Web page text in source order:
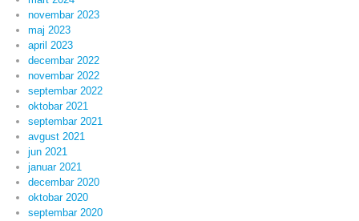
novembar 2023
maj 2023
april 2023
decembar 2022
novembar 2022
septembar 2022
oktobar 2021
septembar 2021
avgust 2021
jun 2021
januar 2021
decembar 2020
oktobar 2020
septembar 2020